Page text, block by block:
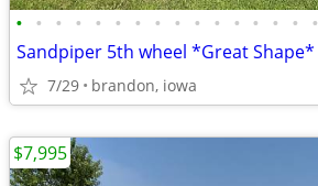
• • • • • • • • • • • • • • • •
Sandpiper 5th wheel *Great Shape*
7/29 brandon, iowa
$7,995